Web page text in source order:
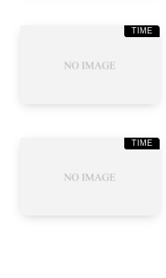
TIME
TIME